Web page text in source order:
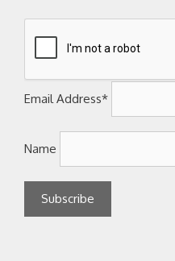
Email Address*
Name